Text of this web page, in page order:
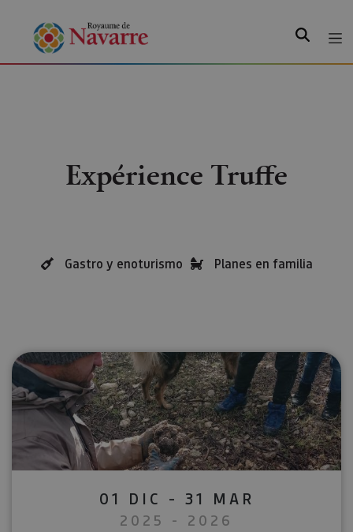
Expérience Truffe
Gastro y enoturismo Planes en familia
01 DIC - 31 MAR
2025 - 2026